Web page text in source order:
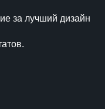
за лучший дизайн